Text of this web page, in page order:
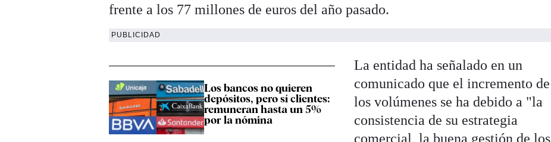
frente a los 77 millones de euros del año pasado.
PUBLICIDAD
Los bancos no quieren
depósitos, pero sí clientes:
remuneran hasta un 5%
por la nómina
La entidad ha señalado en un
comunicado que el incremento de
los volúmenes se ha debido a "la
consistencia de su estrategia
comercial, la buena gestión de los